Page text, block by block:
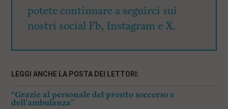
potete continuare a seguirci sui
nostri social Fb, Instagram e X.
LEGGI ANCHE LA POSTA DEI LETTORI:
“Grazie al personale del pronto soccorso e
dell’ambulanza”